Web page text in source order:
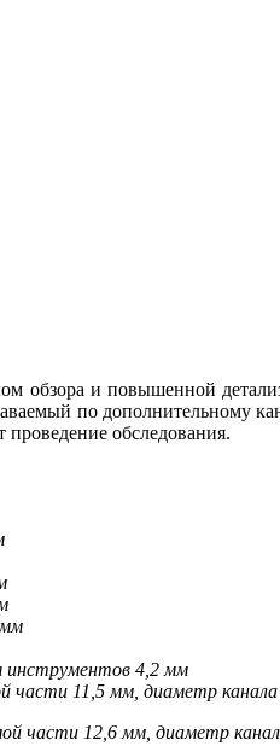
обзора и повышенной
по дополнительному
проведение обследования.
инструментов 4,2 мм
части 11,5 мм, диаметр
части 12,6 мм, диаметр